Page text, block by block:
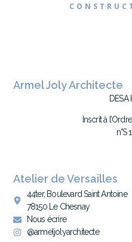
Armel Joly Architecte
DESA
Inscrit à
n°S
Atelier de Versailles
44ter, Boulevard Saint Antoine
78150 Le Chesnay
Nous écrire
@armeljolyarchitecte